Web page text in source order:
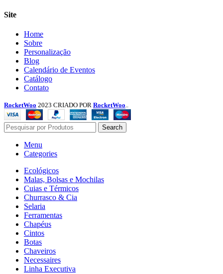
Site
Menu
Home
Sobre
Personalização
Blog
Calendário de Eventos
Catálogo
Contato
RocketWoo 2023 CRIADO POR RocketWoo
Search
Menu
Categories
Ecológicos
Malas, Bolsas e Mochilas
Cuias e Térmicos
Churrasco & Cia
Selaria
Ferramentas
Chapéus
Cintos
Botas
Chaveiros
Necessaires
Linha Executiva